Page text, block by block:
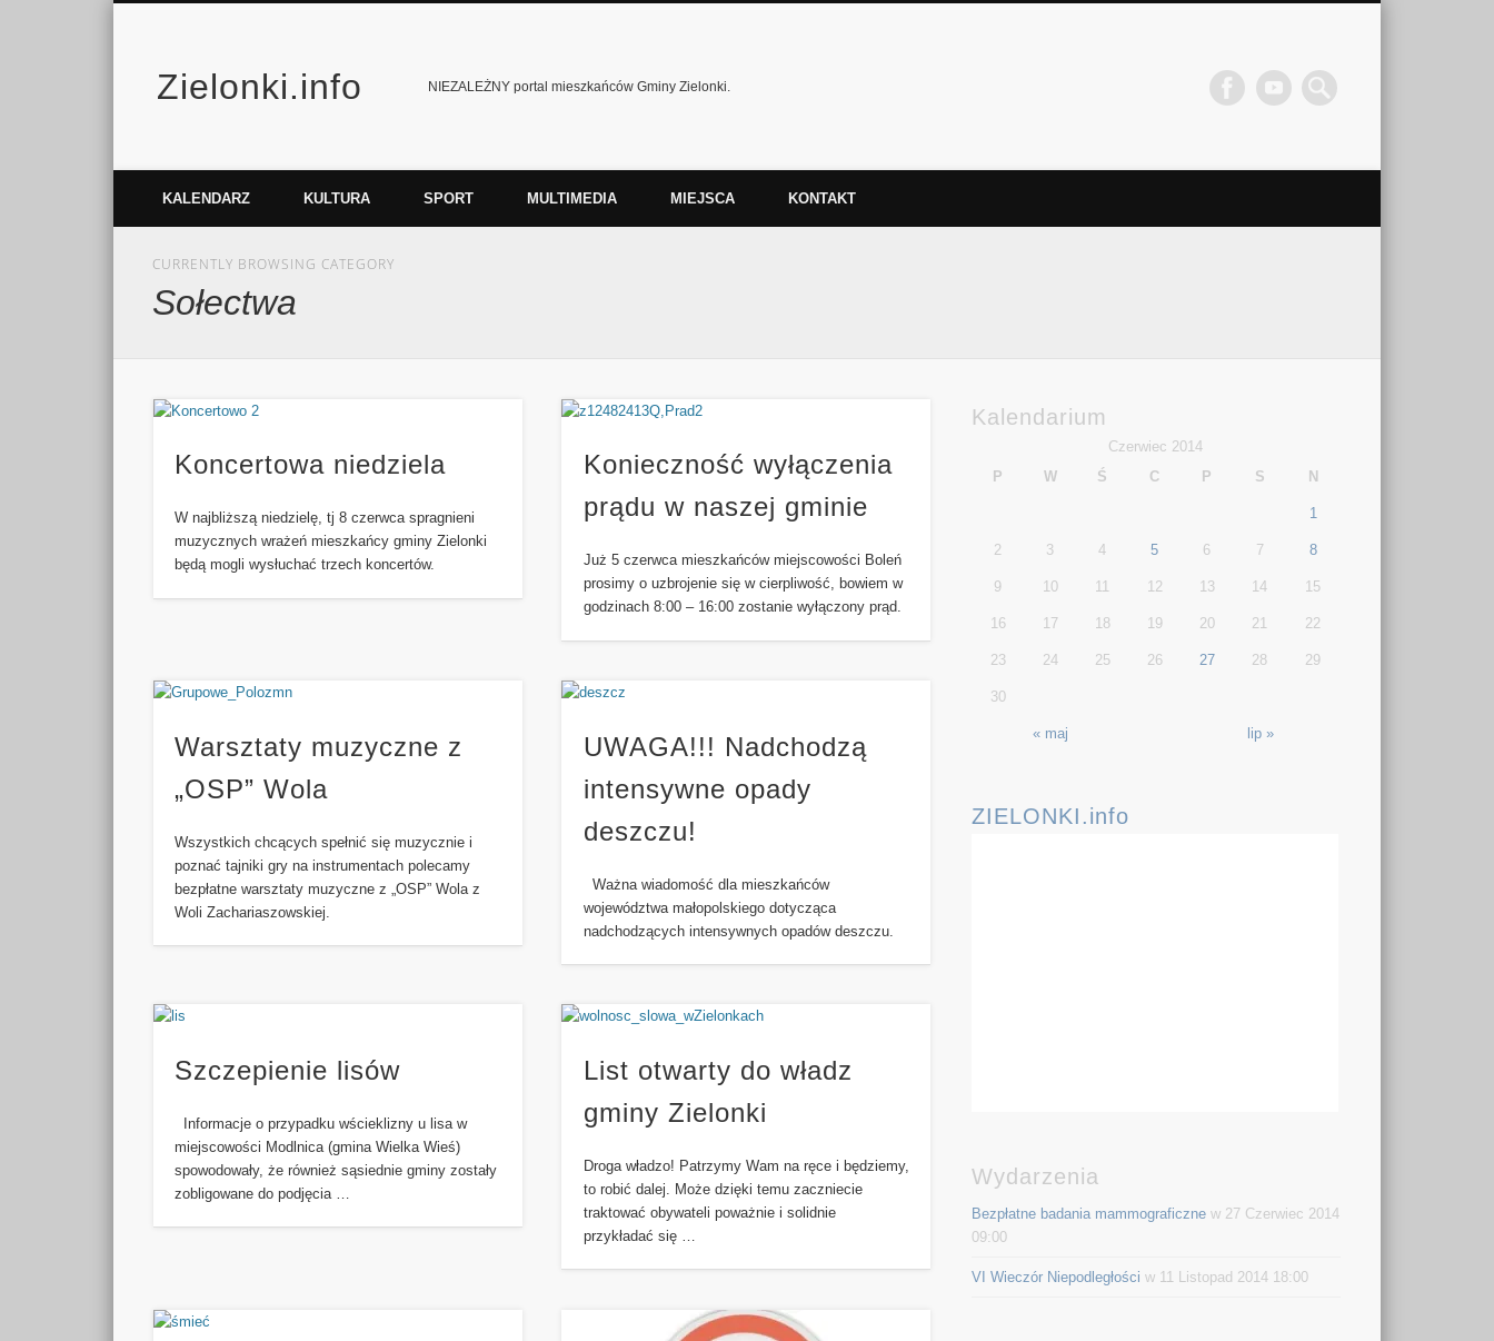
Zielonki.info NIEZALEŻNY portal mieszkańców Gminy Zielonki.
FacebookVimeo
KALENDARZ KULTURA SPORT MULTIMEDIA MIEJSCA KONTAKT
CURRENTLY BROWSING CATEGORY
Sołectwa
Koncertowa niedziela
W najbliższą niedzielę, tj 8 czerwca spragnieni
muzycznych wrażeń mieszkańcy gminy Zielonki
będą mogli wysłuchać trzech koncertów.
Konieczność wyłączenia
prądu w naszej gminie
Już 5 czerwca mieszkańców miejscowości Boleń
prosimy o uzbrojenie się w cierpliwość, bowiem w
godzinach 8:00 – 16:00 zostanie wyłączony prąd.
Warsztaty muzyczne z
„OSP” Wola
Wszystkich chcących spełnić się muzycznie i
poznać tajniki gry na instrumentach polecamy
bezpłatne warsztaty muzyczne z „OSP” Wola z
Woli Zachariaszowskiej.
UWAGA!!! Nadchodzą
intensywne opady
deszczu!
Ważna wiadomość dla mieszkańców
województwa małopolskiego dotycząca
nadchodzących intensywnych opadów deszczu.
Szczepienie lisów
Informacje o przypadku wścieklizny u lisa w
miejscowości Modlnica (gmina Wielka Wieś)
spowodowały, że również sąsiednie gminy zostały
zobligowane do podjęcia …
List otwarty do władz
gminy Zielonki
Droga władzo! Patrzymy Wam na ręce i będziemy,
to robić dalej. Może dzięki temu zaczniecie
traktować obywateli poważnie i solidnie
przykładać się …
Kalendarium
Czerwiec 2014
P
W Ś C P S N
« maj lip »
1
2 3 4 5 6 7 8
9 10 11 12 13 14 15
16 17 18 19 20 21 22
23 24 25 26 27 28 29
30
ZIELONKI.info
Wydarzenia
Bezpłatne badania mammograficzne w 27 Czerwiec 2014
09:00
VI Wieczór Niepodległości w 11 Listopad 2014 18:00